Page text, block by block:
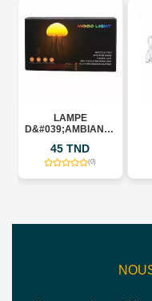
LAMPE
D&#039;AMBIANCE
LIGHT&QUOT; –
MÉDUSE RGB
45 TND
(0)